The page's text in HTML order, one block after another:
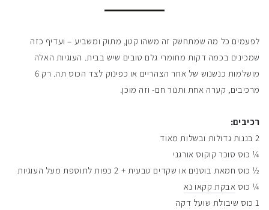
לפעמים כל מה שמתחשק זה משהו קטן, מתוק ומשביע – ועדיף כזה
שמכינים בכמה דקות מחומרי גלם טובים שיש בבית. העוגיות האלה
מושלמות כנשנוש של אחר הצהריים או כפינוק לצד הכוס תה. רק 6
מרכיבים, קערה אחת ותנור חם- וזה מוכן.
רכיבים:
2 בננות גדולות ובשלות מאוד
¼ כוס סוכר קוקוס אורגני
½ כוס חמאת בוטנים או שקדים טבעית + 2 כפות לתוספת מעל העוגיות
¼ כוס אבקת קקאו נא
1 כוס שיבולת שועל דקה